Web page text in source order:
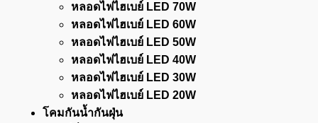
หลอดไฟไฮเบย์ LED 70W
หลอดไฟไฮเบย์ LED 60W
หลอดไฟไฮเบย์ LED 50W
หลอดไฟไฮเบย์ LED 40W
หลอดไฟไฮเบย์ LED 30W
หลอดไฟไฮเบย์ LED 20W
โคมกันน้ำกันฝุ่น